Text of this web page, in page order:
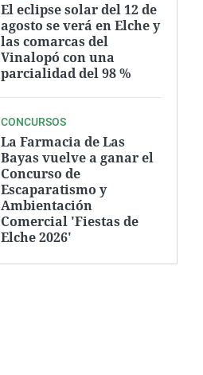
El eclipse solar del 12 de
agosto se verá en Elche y
las comarcas del
Vinalopó con una
parcialidad del 98 %
CONCURSOS
La Farmacia de Las
Bayas vuelve a ganar el
Concurso de
Escaparatismo y
Ambientación
Comercial 'Fiestas de
Elche 2026'